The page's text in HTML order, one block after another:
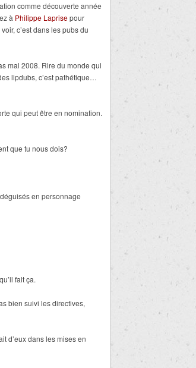
comme découverte année
à Philippe Laprisepour
c’est dans les pubs du
mal 2008. Rire du monde qui
lipdubs, c’est pathétique…
qui peut être en nomination.
que tu nous dois?
en personnage
fait ça.
bien suivi les directives,
d’eux dans les mises en